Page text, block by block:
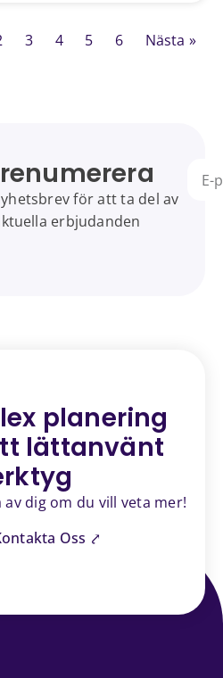
3 4 5 6 Nästa »
för att ta del av
erbjudanden
planering
lättanvänt
dig om du vill veta mer!
Oss ⤤